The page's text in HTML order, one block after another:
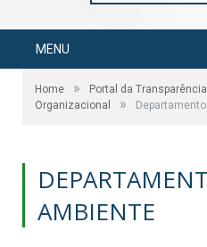
MENU
Home » Portal da Transparência
Organizacional
»
AMBIENTE